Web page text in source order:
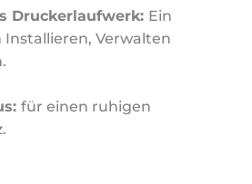
Druckerlaufwerk: Ein
Installieren, Verwalten
für einen ruhigen